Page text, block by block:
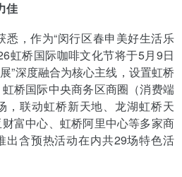
佳
，作为“闵行区春申美好生活乐
虹桥国际咖啡文化节将于5月9日
”深度融合为核心主线，设置虹桥
桥国际中央商务区商圈（消费端
，联动虹桥新天地、龙湖虹桥天
富中心、虹桥阿里中心等多家商
出含预热活动在内共29场特色活